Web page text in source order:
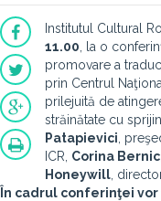
Institutul Cultural
11.00 , la o
promovare a
prin Centrul
prilejuită de
străinătate cu
Patapievici ,
ICR, Corina Bernic
Honeywill ,
În cadrul conferinţei